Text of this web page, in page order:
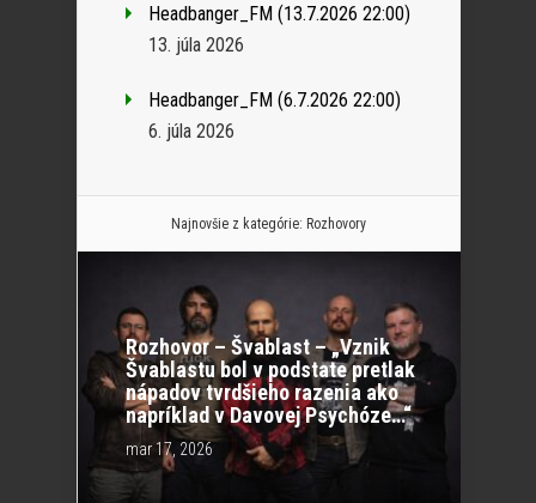
Headbanger_FM (13.7.2026 22:00)
13. júla 2026
Headbanger_FM (6.7.2026 22:00)
6. júla 2026
Najnovšie z kategórie: Rozhovory
Rozhovor – Švablast – „Vznik
Švablastu bol v podstate pretlak
nápadov tvrdšieho razenia ako
napríklad v Davovej Psychóze…“
mar 17, 2026